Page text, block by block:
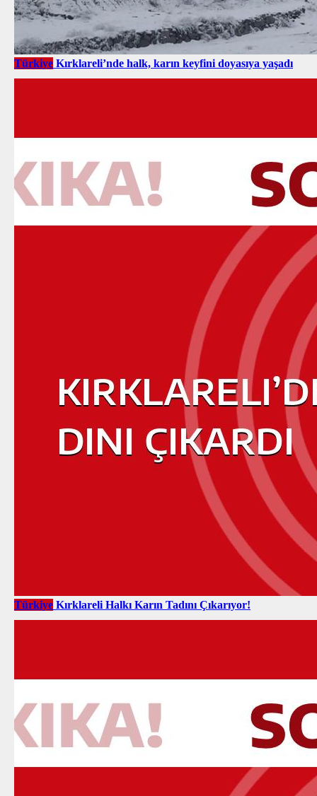
Türkiye Kırklareli’nde halk, karın keyfini doyasıya yaşadı
Türkiye Kırklareli Halkı Karın Tadını Çıkarıyor!